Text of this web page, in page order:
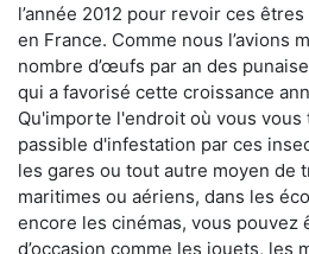
l’année 2012 pour revoir ces
en France. Comme nous l’avions
nombre d’œufs par an des
qui a favorisé cette croissance
Qu'importe l'endroit où vous vous
passible d'infestation par ces
les gares ou tout autre moyen de
maritimes ou aériens, dans les
encore les cinémas, vous pouvez
d’occasion comme les jouets, les